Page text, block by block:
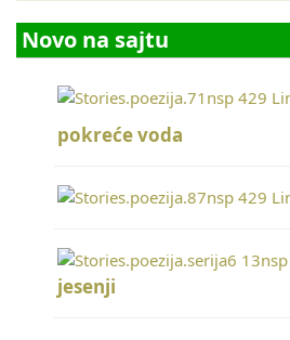
Novo na sajtu
pokreće voda
jesenji